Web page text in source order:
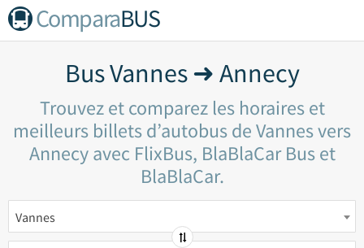
ComparaBUS
Bus Vannes ➜ Annecy
Trouvez et comparez les horaires et
meilleurs billets d’autobus de Vannes vers
Annecy avec FlixBus, BlaBlaCar Bus et
BlaBlaCar.
Vannes